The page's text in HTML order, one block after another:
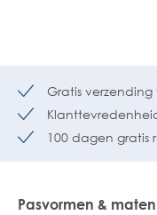
Gratis
100 dagen gratis
Pasvormen & maten